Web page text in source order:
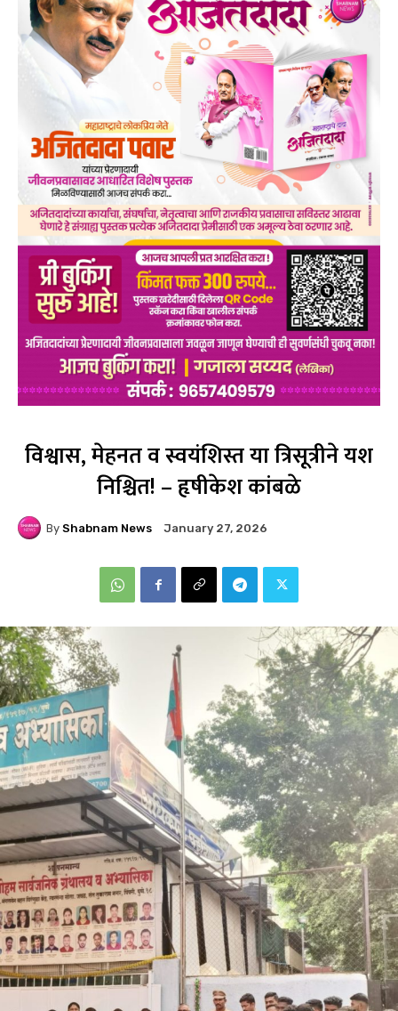
विश्वास, मेहनत व स्वयंशिस्त या त्रिसूत्रीने यश
निश्चित! – हृषीकेश कांबळे
By Shabnam News January 27, 2026